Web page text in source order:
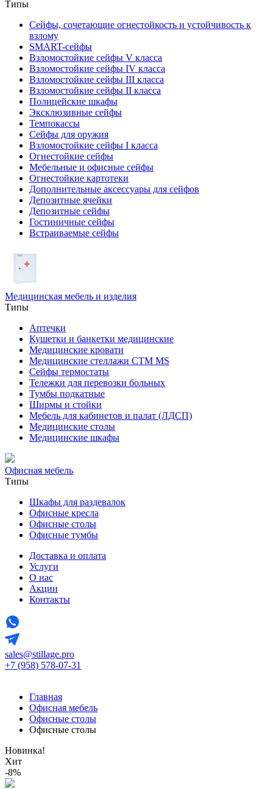
Типы
Сейфы, сочетающие огнестойкость и устойчивость к
взлому
SMART-сейфы
Взломостойкие сейфы V класса
Взломостойкие сейфы IV класса
Взломостойкие сейфы III класса
Взломостойкие сейфы II класса
Полицейские шкафы
Эксклюзивные сейфы
Темпокассы
Сейфы для оружия
Взломостойкие сейфы I класса
Огнестойкие сейфы
Мебельные и офисные сейфы
Огнестойкие картотеки
Дополнительные аксессуары для сейфов
Депозитные ячейки
Депозитные сейфы
Гостиничные сейфы
Встраиваемые сейфы
Медицинская мебель и изделия
Типы
Аптечки
Кушетки и банкетки медицинские
Медицинские кровати
Медицинские стеллажи CTM MS
Сейфы термостаты
Тележки для перевозки больных
Тумбы подкатные
Ширмы и стойки
Мебель для кабинетов и палат (ЛДСП)
Медицинские столы
Медицинские шкафы
Офисная мебель
Типы
Шкафы для раздевалок
Офисные кресла
Офисные столы
Офисные тумбы
Доставка и оплата
Услуги
О нас
Акции
Контакты
sales@stillage.pro
+7 (958) 578-07-31
Главная
Офисная мебель
Офисные столы
Офисные столы
Новинка!
Хит
-8%